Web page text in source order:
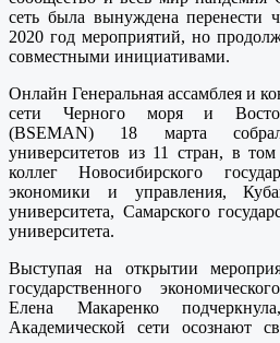
сеть была вынуждена перенести
2020 год мероприятий, но
совместными инициативами.
Онлайн Генеральная ассамблея и
сети Черного моря и
(BSEMAN) 18 марта
университетов из 11 стран, в
коллег Новосибирского
экономики и управления,
университета, Самарского
университета.
Выступая на открытии
государственного
Елена Макаренко
Академической сети